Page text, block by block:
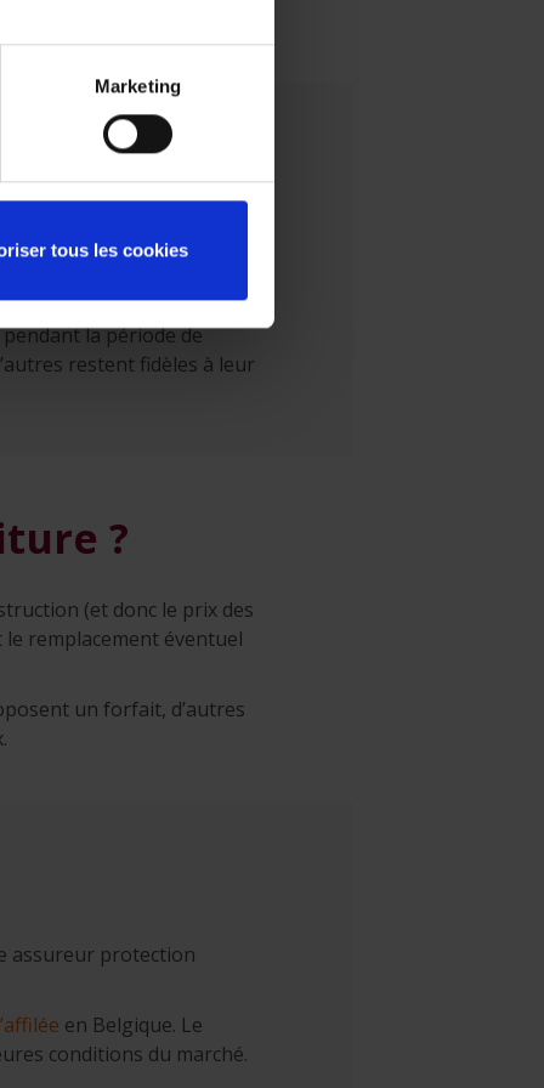
Marketing
tous les cookies
où il le souhaite. Une
les informations
la période de
restent fidèles à leur
?
(et donc le prix des
le remplacement éventuel
un forfait, d’autres
assureur protection
en Belgique. Le
conditions du marché.